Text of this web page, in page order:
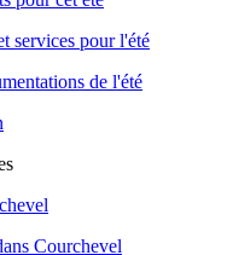
services pour l'été
de l'été
Courchevel